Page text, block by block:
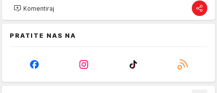
Komentiraj
PRATITE NAS NA